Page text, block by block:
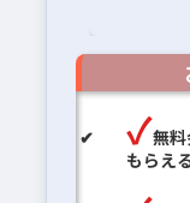
無
もらえ